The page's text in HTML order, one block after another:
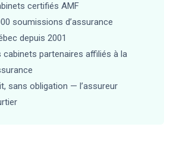
certifiés AMF
soumissions d’assurance
depuis 2001
cabinets partenaires affiliés à la
sans obligation — l’assureur